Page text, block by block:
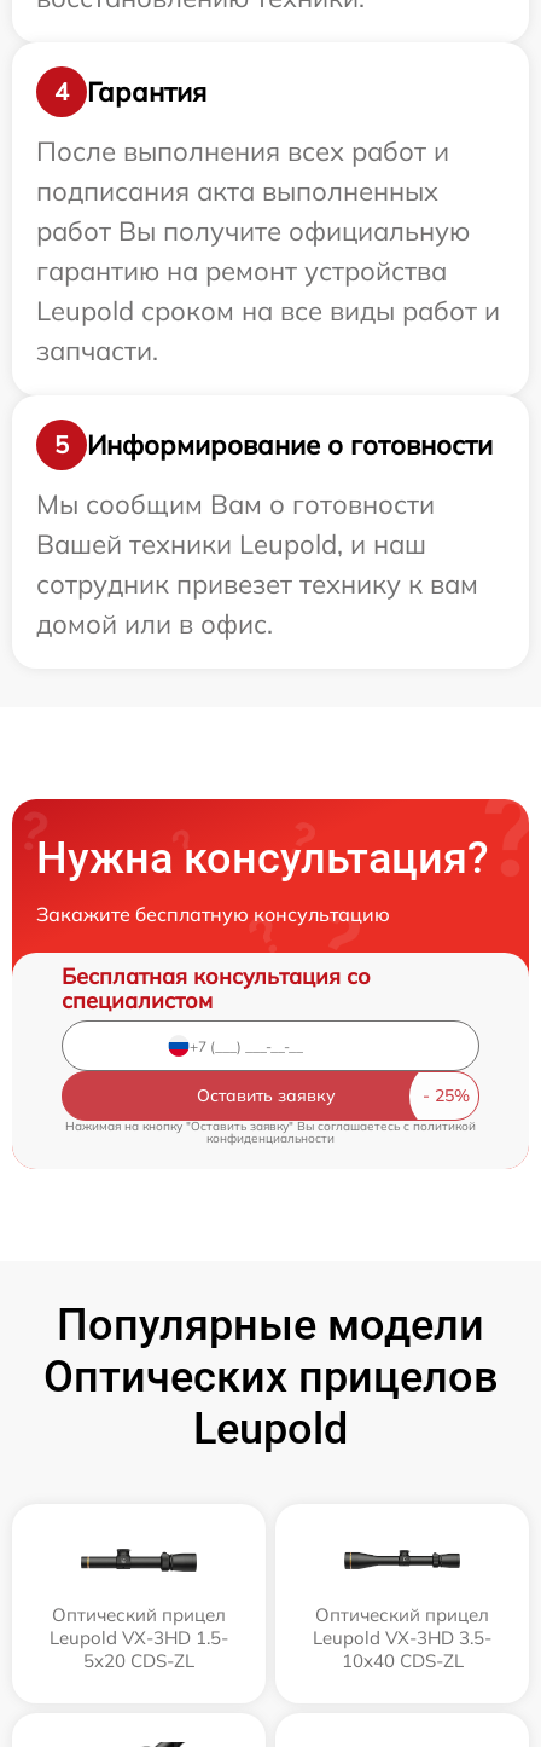
4
Гарантия
После выполнения всех работ и
подписания акта выполненных
работ Вы получите официальную
гарантию на ремонт устройства
Leupold сроком на все виды работ и
запчасти.
5
Информирование о готовности
Мы сообщим Вам о готовности
Вашей техники Leupold, и наш
сотрудник привезет технику к вам
домой или в офис.
Нужна консультация?
Закажите бесплатную консультацию
Бесплатная консультация со
специалистом
Оставить заявку
Нажимая на кнопку "Оставить заявку" Вы соглашаетесь c политикой
конфиденциальности
Популярные модели
Оптических прицелов
Leupold
Оптический прицел
Leupold VX-3HD 1.5-
5x20 CDS-ZL
Оптический прицел
Leupold VX-3HD 3.5-
10x40 CDS-ZL